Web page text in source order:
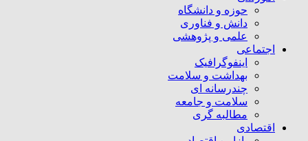
حوزه و دانشگاه
دانش و فناوری
علمی و پژوهشی
اجتماعی
اینفوگرافیک
بهداشت و سلامت
چندرسانه ای
سلامت و جامعه
مطالبه گری
اقتصادی